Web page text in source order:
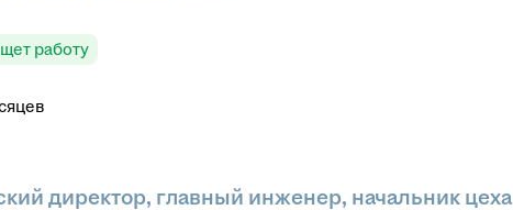
работу
директор, главный инженер, начальник цеха